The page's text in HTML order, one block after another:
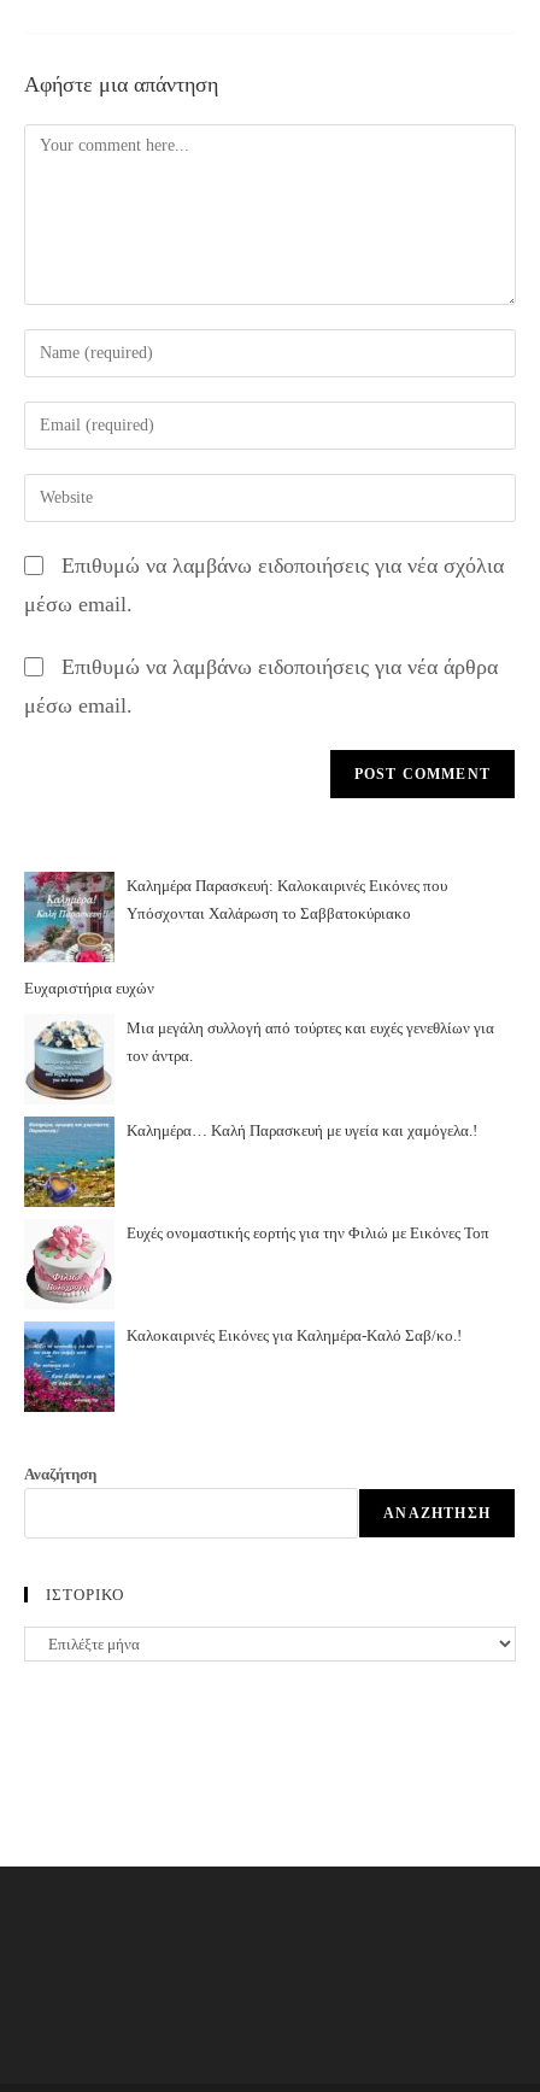
Αφήστε μια απάντηση
Comment
Enter
your
name
comment
Enter
your
email
address
comment
Enter
your
URL
(optional)
Επιθυμώ να λαμβάνω ειδοποιήσεις για νέα σχόλια
μέσω email.
Επιθυμώ να λαμβάνω ειδοποιήσεις για νέα άρθρα
μέσω email.
Καλημέρα Παρασκευή: Καλοκαιρινές Εικόνες που
Υπόσχονται Χαλάρωση το Σαββατοκύριακο
Ευχαριστήρια ευχών
Μια μεγάλη συλλογή από τούρτες και ευχές γενεθλίων για
τον άντρα.
Καλημέρα… Καλή Παρασκευή με υγεία και χαμόγελα.!
Ευχές ονομαστικής εορτής για την Φιλιώ με Εικόνες Τοπ
Καλοκαιρινές Εικόνες για Καλημέρα-Καλό Σαβ/κο.!
Αναζήτηση
ΑΝΑΖΉΤΗΣΗ
ΙΣΤΟΡΙΚΟ
ΙΣΤΟΡΙΚΟ